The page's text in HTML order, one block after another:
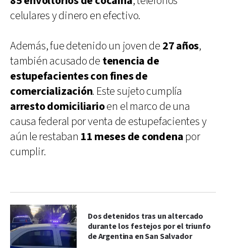
celulares y dinero en efectivo.
Además, fue detenido un joven de 27 años,
también acusado de tenencia de
estupefacientes con fines de
comercialización. Este sujeto cumplía
arresto domiciliarioen el marco de una
causa federal por venta de estupefacientes y
aún le restaban 11 meses de condenapor
cumplir.
Dos detenidos tras un altercado
durante los festejos por el triunfo
de Argentina en San Salvador